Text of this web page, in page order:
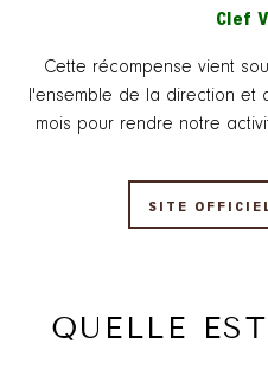
Clef
Cette récompense vient
l'ensemble de la direction et
mois pour rendre notre
SITE
QUELLE